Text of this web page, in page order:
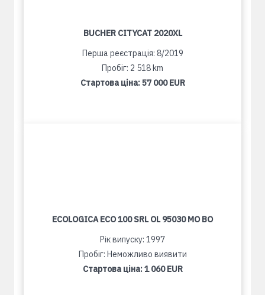
BUCHER CITYCAT 2020XL
Перша реєстрація: 8/2019
Пробіг: 2 518 km
Стартова ціна:57 000 EUR
ECOLOGICA ECO 100 SRL OL 95030 MO BO
Рік випуску: 1997
Пробіг: Неможливо виявити
Стартова ціна:1 060 EUR